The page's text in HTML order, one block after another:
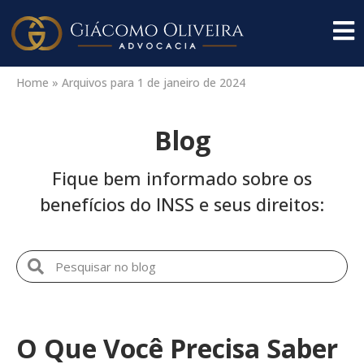
Home » Arquivos para 1 de janeiro de 2024
Blog
Fique bem informado sobre os
benefícios do INSS e seus direitos:
O Que Você Precisa Saber